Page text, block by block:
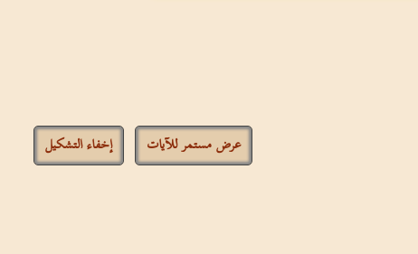
عرض مستمر للآيات إخفاء التشكيل